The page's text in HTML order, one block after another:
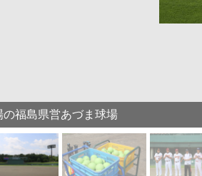
の福島県営あづま球場